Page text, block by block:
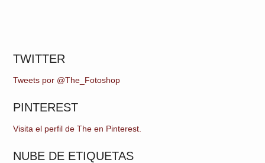
TWITTER
Tweets por @The_Fotoshop
PINTEREST
Visita el perfil de The en Pinterest.
NUBE DE ETIQUETAS